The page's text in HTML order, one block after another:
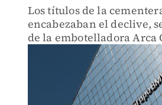
Los títulos de la
encabezaban el declive,
de la embotelladora